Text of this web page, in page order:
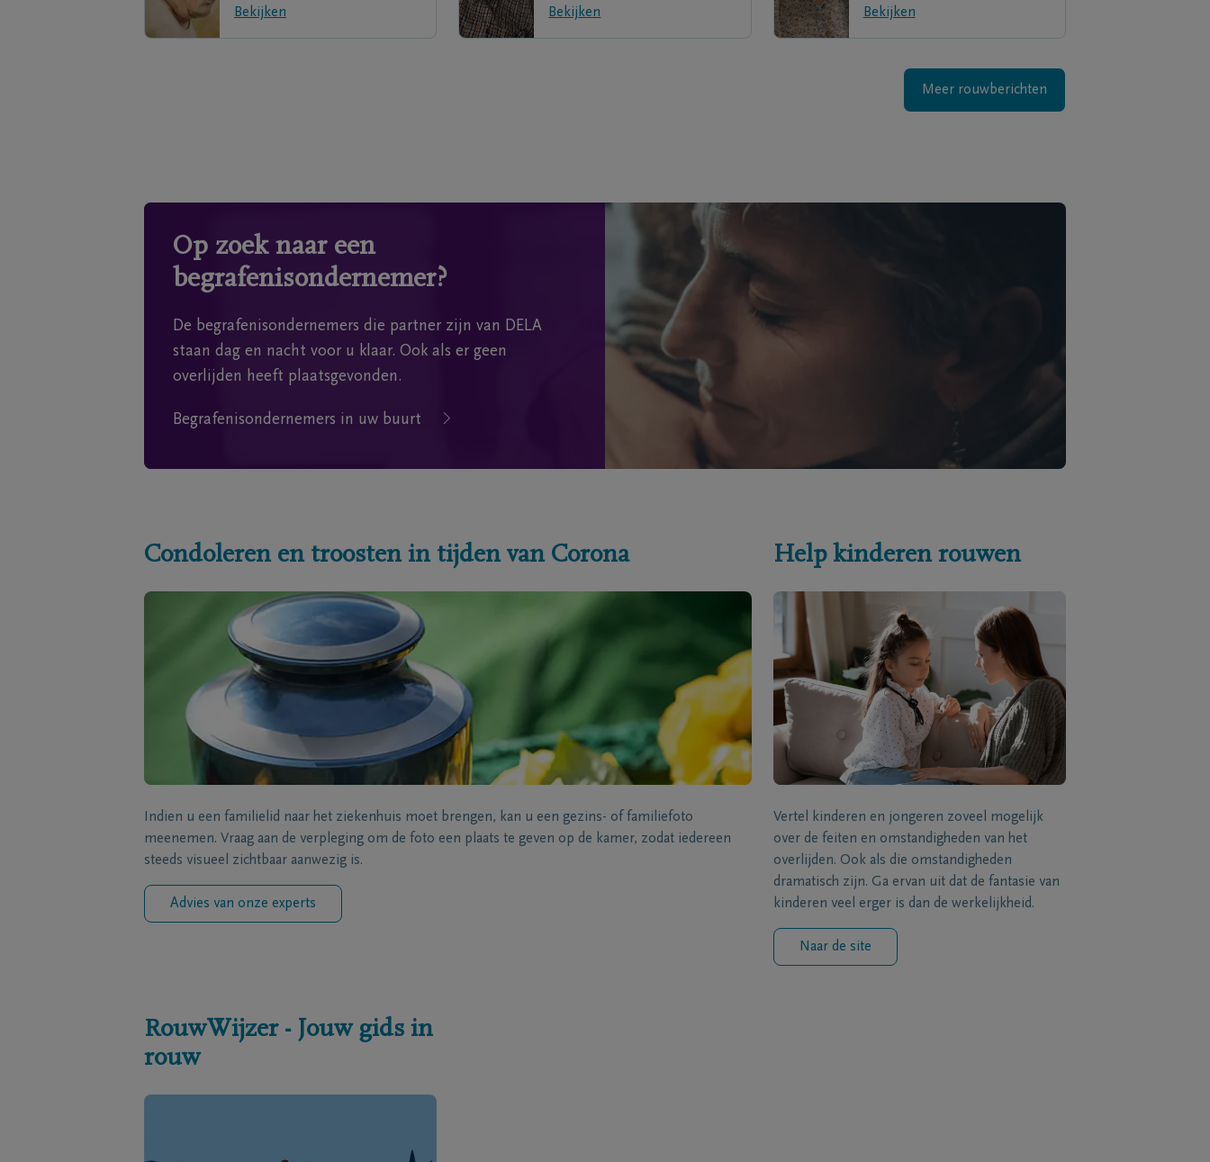
Bekijken
Bekijken
Bekijken
Meer rouwberichten
Op zoek naar een
begrafenisondernemer?
De begrafenisondernemers die partner zijn van DELA
staan dag en nacht voor u klaar. Ook als er geen
overlijden heeft plaatsgevonden.
Begrafenisondernemers in uw buurt
Condoleren en troosten in tijden van Corona
Indien u een familielid naar het ziekenhuis moet brengen, kan u een gezins- of familiefoto
meenemen. Vraag aan de verpleging om de foto een plaats te geven op de kamer, zodat iedereen
steeds visueel zichtbaar aanwezig is.
Advies van onze experts
Help kinderen rouwen
Vertel kinderen en jongeren zoveel mogelijk
over de feiten en omstandigheden van het
overlijden. Ook als die omstandigheden
dramatisch zijn. Ga ervan uit dat de fantasie van
kinderen veel erger is dan de werkelijkheid.
Naar de site
RouwWijzer - Jouw gids in
rouw